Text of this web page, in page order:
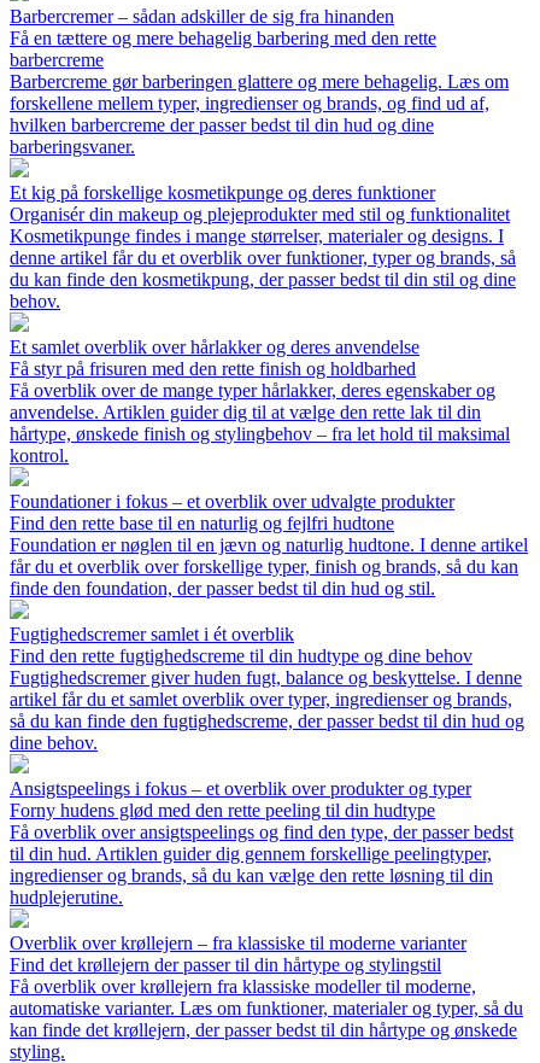
Barbercremer – sådan adskiller de sig fra hinanden
Få en tættere og mere behagelig barbering med den rette
barbercreme
Barbercreme gør barberingen glattere og mere behagelig. Læs om
forskellene mellem typer, ingredienser og brands, og find ud af,
hvilken barbercreme der passer bedst til din hud og dine
barberingsvaner.
Et kig på forskellige kosmetikpunge og deres funktioner
Organisér din makeup og plejeprodukter med stil og funktionalitet
Kosmetikpunge findes i mange størrelser, materialer og designs. I
denne artikel får du et overblik over funktioner, typer og brands, så
du kan finde den kosmetikpung, der passer bedst til din stil og dine
behov.
Et samlet overblik over hårlakker og deres anvendelse
Få styr på frisuren med den rette finish og holdbarhed
Få overblik over de mange typer hårlakker, deres egenskaber og
anvendelse. Artiklen guider dig til at vælge den rette lak til din
hårtype, ønskede finish og stylingbehov – fra let hold til maksimal
kontrol.
Foundationer i fokus – et overblik over udvalgte produkter
Find den rette base til en naturlig og fejlfri hudtone
Foundation er nøglen til en jævn og naturlig hudtone. I denne artikel
får du et overblik over forskellige typer, finish og brands, så du kan
finde den foundation, der passer bedst til din hud og stil.
Fugtighedscremer samlet i ét overblik
Find den rette fugtighedscreme til din hudtype og dine behov
Fugtighedscremer giver huden fugt, balance og beskyttelse. I denne
artikel får du et samlet overblik over typer, ingredienser og brands,
så du kan finde den fugtighedscreme, der passer bedst til din hud og
dine behov.
Ansigtspeelings i fokus – et overblik over produkter og typer
Forny hudens glød med den rette peeling til din hudtype
Få overblik over ansigtspeelings og find den type, der passer bedst
til din hud. Artiklen guider dig gennem forskellige peelingtyper,
ingredienser og brands, så du kan vælge den rette løsning til din
hudplejerutine.
Overblik over krøllejern – fra klassiske til moderne varianter
Find det krøllejern der passer til din hårtype og stylingstil
Få overblik over krøllejern fra klassiske modeller til moderne,
automatiske varianter. Læs om funktioner, materialer og typer, så du
kan finde det krøllejern, der passer bedst til din hårtype og ønskede
styling.